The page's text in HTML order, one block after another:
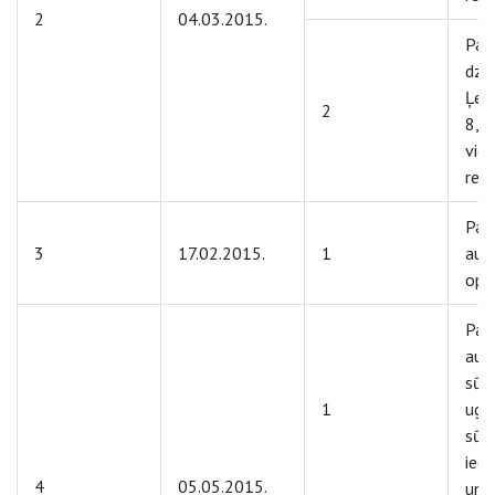
2 04.03.2015.
2
8,
3 17.02.2015. 1
4 05.05.2015.
1
un